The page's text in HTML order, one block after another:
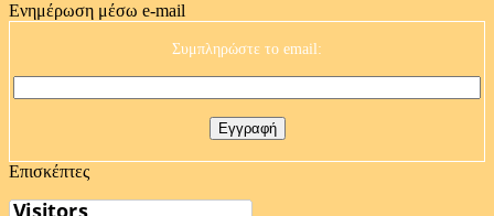
Ενημέρωση μέσω e-mail
Συμπληρώστε το email:
Επισκέπτες